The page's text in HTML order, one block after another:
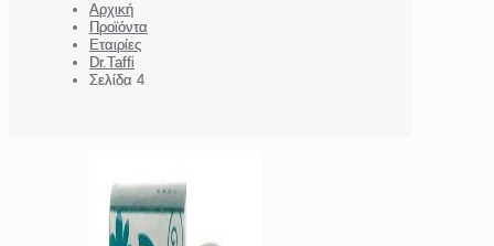
Αρχική
Προϊόντα
Εταιρίες
Dr.Taffi
Σελίδα 4